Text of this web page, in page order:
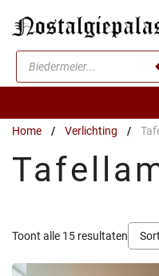
naar
inhoud
Producten
zoeken
Home / Verlichting /
Toont alle 15 resultaten
op